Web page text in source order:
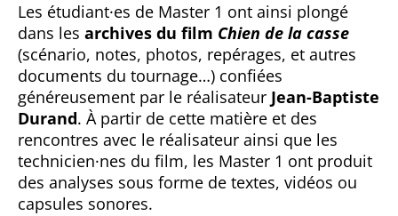
Les étudiant·es de Master 1 ont ainsi plongé
dans les archives du film Chien de la casse
(scénario, notes, photos, repérages, et autres
documents du tournage…) confiées
généreusement par le réalisateur Jean-Baptiste
Durand. À partir de cette matière et des
rencontres avec le réalisateur ainsi que les
technicien·nes du film, les Master 1 ont produit
des analyses sous forme de textes, vidéos ou
capsules sonores.